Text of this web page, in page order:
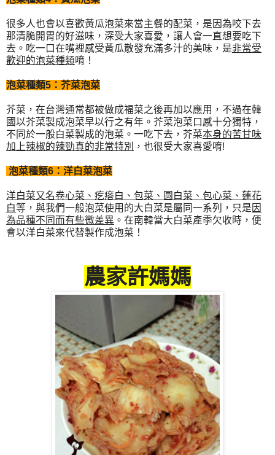
很多人也會以喜歡黃瓜泡菜來當主餐的配菜，是因為咬下去
那清脆開胃的好滋味，深受大家喜愛，讓人會一直想要吃下
去。吃一口在嘴裡感受黃瓜散發充滿多汁的美味，是非常受
歡迎的泡菜種類唷！
泡菜種類5：芥菜泡菜
芥菜，在台灣通常都被做成福菜之後再加以應用，不過在韓
國以芥菜製成泡菜早以行之有年。芥菜泡菜口感十分獨特，
不同於一般白菜製成的泡菜。一吃下去，芥菜本身的苦甘味
加上辣椒的辣勁真的非常特別
，也很受大家喜愛唷!
泡菜種類6：洋白菜泡菜
洋白菜又名卷心菜、疙瘩白、包菜、圆白菜、包心菜、蓮花
白等，與我們一般泡菜使用的大白菜是屬同一系列，只是 因
為品種不同而有些微差異 。在南韓當大白菜產季欠收時，便
會以洋白菜來代替製作成泡菜！
農家許媽媽